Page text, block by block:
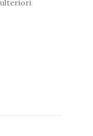
ulteriori